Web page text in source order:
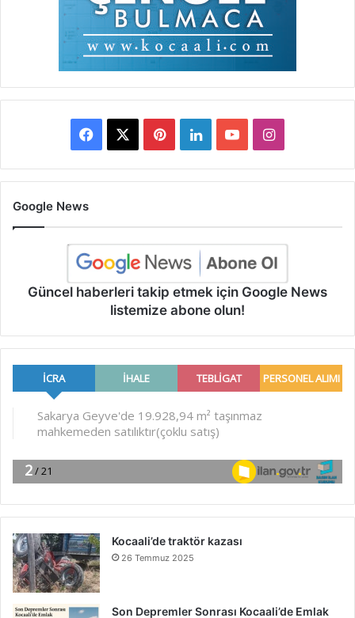
Facebook PinterestLinkedInYouTubeInstagram
Google News
Güncel haberleri takip etmek için Google News
listemize abone olun!
Kocaali’de traktör kazası
26 Temmuz 2025
Son Depremler Sonrası Kocaali’de Emlak